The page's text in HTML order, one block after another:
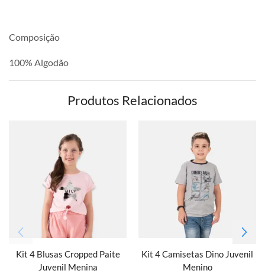
Composição
100% Algodão
Produtos Relacionados
Kit 4 Blusas Cropped Paite
Juvenil Menina
Kit 4 Camisetas Dino Juvenil
Menino